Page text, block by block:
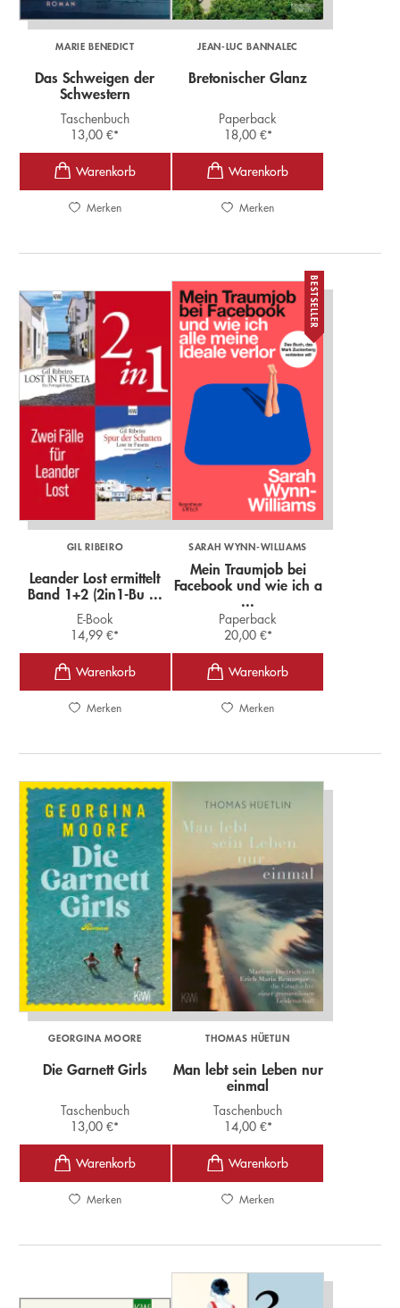
MARIE BENEDICT
Das Schweigen der
Schwestern
Taschenbuch
13,00€*
Merken
JEAN-LUC BANNALEC
Bretonischer Glanz
Paperback
18,00 €*
Merken
GIL RIBEIRO
Leander Lost ermittelt
Band 1+2 (2in1-Bu ...
E-Book
14,99€*
Merken
BESTSELLER
SARAH WYNN-WILLIAMS
Mein Traumjob bei
Facebook und wie ich a
...
Paperback
20,00 €*
Merken
GEORGINA MOORE
Die Garnett Girls
Taschenbuch
13,00€*
Merken
THOMAS HÜETLIN
Man lebt sein Leben nur
einmal
Taschenbuch
14,00 €*
Merken